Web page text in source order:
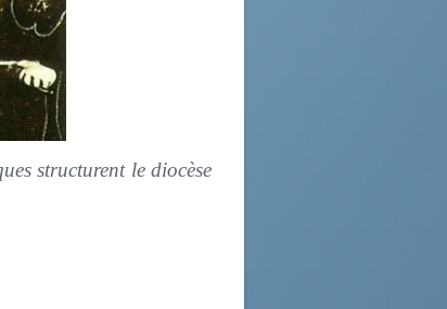
structurent le diocèse